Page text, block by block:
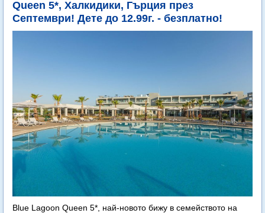
Queen 5*, Халкидики, Гърция през
Септември! Дете до 12.99г. - безплатно!
Blue Lagoon Queen 5*, най-новото бижу в семейството на